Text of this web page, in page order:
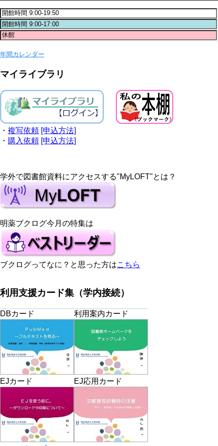
年間カレンダー
マイライブラリ
・ 複写依頼 [申込方法]
・ 購入依頼 [申込方法]
学外で図書館資料にアクセスする"MyLOFT"とは？
明薬ブクログ今月の特集は
ブクログってなに？と思った方はこちら
利用支援カード集（学内接続）
DBカード 利用案内カード
EJカード EJ応用カード